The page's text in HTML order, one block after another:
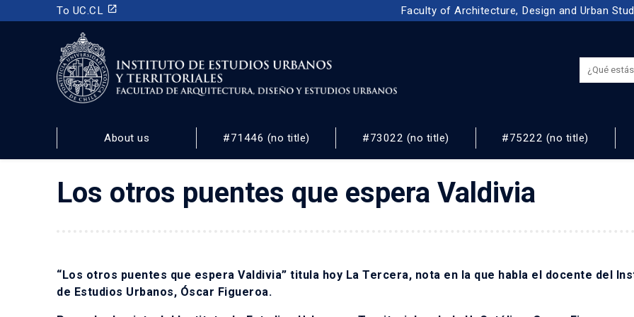
To UC.CL launch Faculty of Architecture, Design and Urban
Y TERRITORIALES
FACULTAD DE ARQUITECTURA, DISEÑO Y ESTUDIOS URBANOS
About us #71446 (no title) #73022 (no title) #75222 (no title)
Los otros puentes que espera Valdivia
“Los otros puentes que espera Valdivia” titula hoy La Tercera, nota en la que habla el docente del
de Estudios Urbanos, Óscar Figueroa.